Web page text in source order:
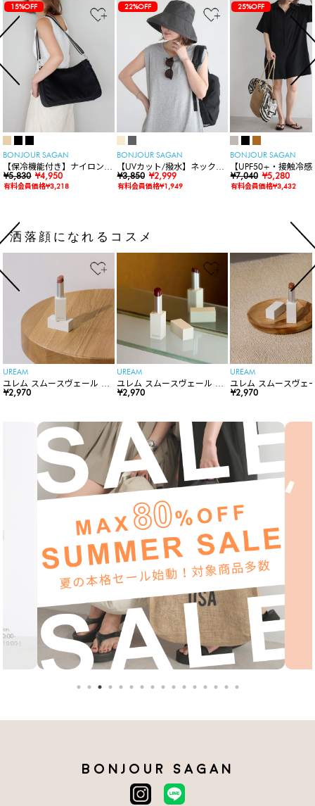
15%OFF
BONJOUR SAGAN
【保冷機能付き】ナイロンシ
ョルダーバッグ
¥5,830 ¥4,950
有料会員価格¥3,218
22%OFF
BONJOUR SAGAN
【UVカット/撥水】ネックカ
バー付きワイドリムハット
¥3,850 ¥2,999
有料会員価格¥1,949
25%OFF
BONJOUR SAGAN
【UPF50+・接触冷感
水】【水陸両用】ラ
ードロンパース
¥7,040 ¥5,280
有料会員価格¥3,432
洒落顔になれるコスメ
UREAM
ユレム スムースヴェール リ
ップスティック
¥2,970
UREAM
ユレム スムースヴェール リ
ップスティック
¥2,970
UREAM
ユレム スムースヴェ
ップスティック
¥2,970
BONJOUR SAGAN